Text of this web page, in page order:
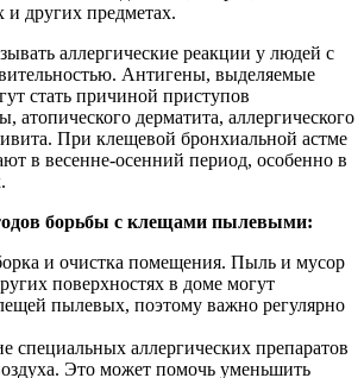
и других предметах.
аллергические реакции у людей с
Антигены, выделяемые
стать причиной приступов
атопического дерматита, аллергического
При клещевой бронхиальной астме
в весенне-осенний период, особенно в
борьбы с клещами пылевыми:
и очистка помещения. Пыль и мусор
поверхностях в доме могут
пылевых, поэтому важно регулярно
специальных аллергических препаратов
Это может помочь уменьшить